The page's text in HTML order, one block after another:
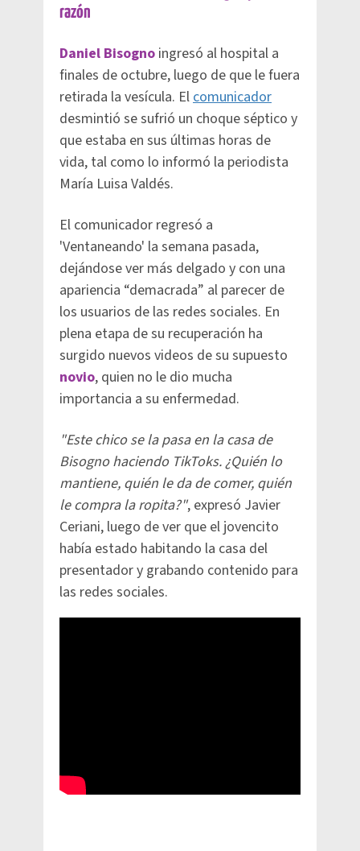
razón
Daniel Bisogno ingresó al hospital a
finales de octubre, luego de que le fuera
retirada la vesícula. El comunicador
desmintió se sufrió un choque séptico y
que estaba en sus últimas horas de
vida, tal como lo informó la periodista
María Luisa Valdés.
El comunicador regresó a
'Ventaneando' la semana pasada,
dejándose ver más delgado y con una
apariencia “demacrada” al parecer de
los usuarios de las redes sociales. En
plena etapa de su recuperación ha
surgido nuevos videos de su supuesto
novio, quien no le dio mucha
importancia a su enfermedad.
"Este chico se la pasa en la casa de
Bisogno haciendo TikToks. ¿Quién lo
mantiene, quién le da de comer, quién
le compra la ropita?", expresó Javier
Ceriani, luego de ver que el jovencito
había estado habitando la casa del
presentador y grabando contenido para
las redes sociales.